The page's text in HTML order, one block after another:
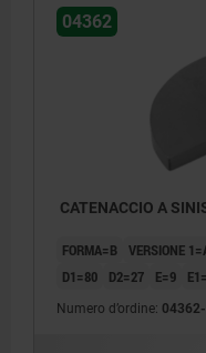
04362
CATENACCIO A
FORMA=B VERSIONE
D1=80
D2=27 E=9
Numero d’ordine: